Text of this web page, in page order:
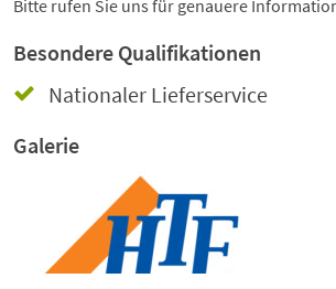
Bitte rufen Sie uns für genauere
Besondere Qualifikationen
Nationaler Lieferservice
Galerie